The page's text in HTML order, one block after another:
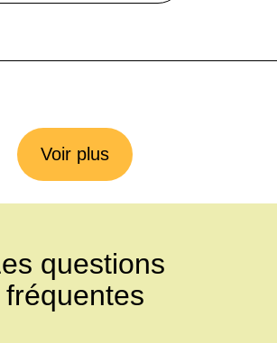
Voir plus
questions
fréquentes